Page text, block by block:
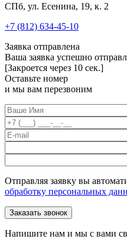
СПб, ул. Есенина, 19, к. 2
+7 (812) 634-45-10
Заявка отправлена
Ваша заявка успешно
[Закроется через 10 сек.]
Оставьте номер
и мы вам перезвоним
Отправляя заявку вы
обработку персональных
Напишите нам и мы с вами